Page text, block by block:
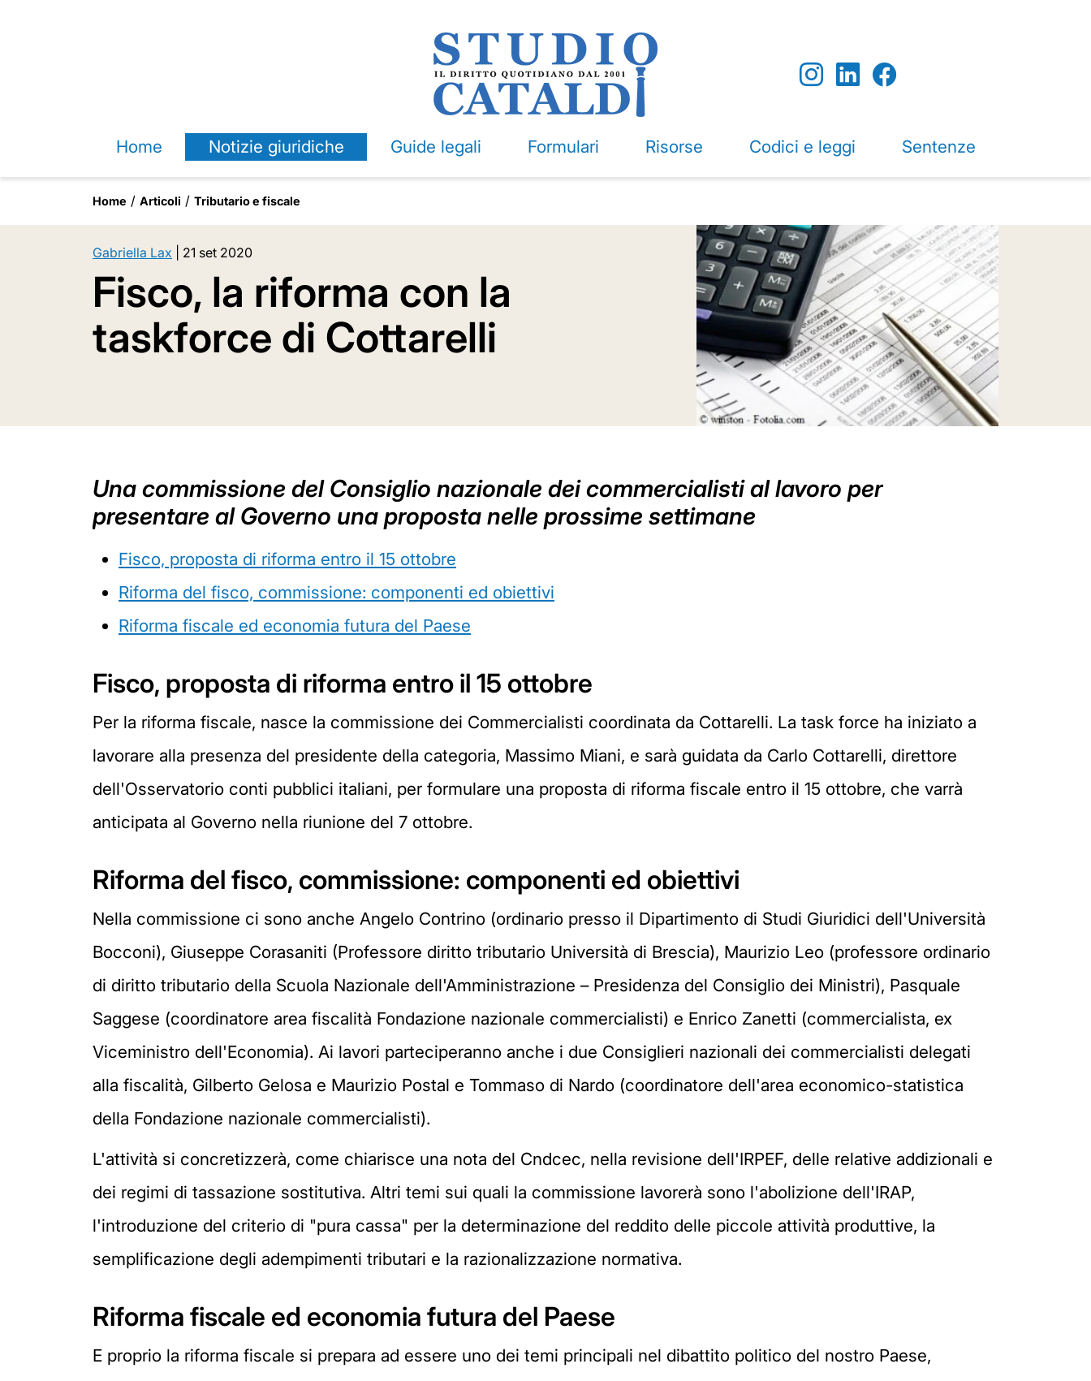
Home Notizie giuridiche Guide legali Formulari Risorse Codici e leggi Sentenze
Home Articoli Tributario e fiscale
Gabriella Lax 21 set 2020
Fisco, la riforma con la
taskforce di Cottarelli
Una commissione del Consiglio nazionale dei commercialisti al lavoro per
presentare al Governo una proposta nelle prossime settimane
Fisco, proposta di riforma entro il 15 ottobre
Riforma del fisco, commissione: componenti ed obiettivi
Riforma fiscale ed economia futura del Paese
Fisco, proposta di riforma entro il 15 ottobre
Per la riforma fiscale, nasce la commissione dei Commercialisti coordinata da Cottarelli. La task force ha iniziato a
lavorare alla presenza del presidente della categoria, Massimo Miani, e sarà guidata da Carlo Cottarelli, direttore
dell'Osservatorio conti pubblici italiani, per formulare una proposta di riforma fiscale entro il 15 ottobre, che varrà
anticipata al Governo nella riunione del 7 ottobre.
Riforma del fisco, commissione: componenti ed obiettivi
Nella commissione ci sono anche Angelo Contrino (ordinario presso il Dipartimento di Studi Giuridici dell'Università
Bocconi), Giuseppe Corasaniti (Professore diritto tributario Università di Brescia), Maurizio Leo (professore ordinario
di diritto tributario della Scuola Nazionale dell'Amministrazione – Presidenza del Consiglio dei Ministri), Pasquale
Saggese (coordinatore area fiscalità Fondazione nazionale commercialisti) e Enrico Zanetti (commercialista, ex
Viceministro dell'Economia). Ai lavori parteciperanno anche i due Consiglieri nazionali dei commercialisti delegati
alla fiscalità, Gilberto Gelosa e Maurizio Postal e Tommaso di Nardo (coordinatore dell'area economico-statistica
della Fondazione nazionale commercialisti).
L'attività si concretizzerà, come chiarisce una nota del Cndcec, nella revisione dell'IRPEF, delle relative addizionali e
dei regimi di tassazione sostitutiva. Altri temi sui quali la commissione lavorerà sono l'abolizione dell'IRAP,
l'introduzione del criterio di "pura cassa" per la determinazione del reddito delle piccole attività produttive, la
semplificazione degli adempimenti tributari e la razionalizzazione normativa.
Riforma fiscale ed economia futura del Paese
E proprio la riforma fiscale si prepara ad essere uno dei temi principali nel dibattito politico del nostro Paese,